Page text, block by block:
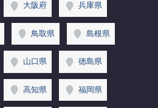
大阪府 兵庫県
鳥取県 島根県
山口県 徳島県
高知県 福岡県